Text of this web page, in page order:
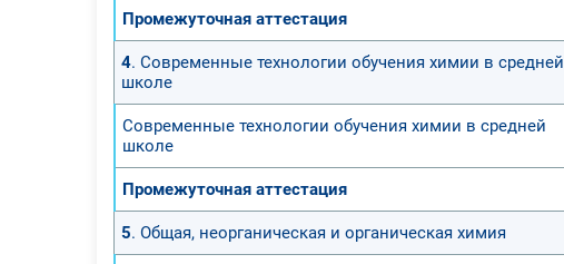
Промежуточная аттестация
4. Современные технологии обучения химии в средней
школе
Современные технологии обучения химии в средней
школе
Промежуточная аттестация
5. Общая, неорганическая и органическая химия